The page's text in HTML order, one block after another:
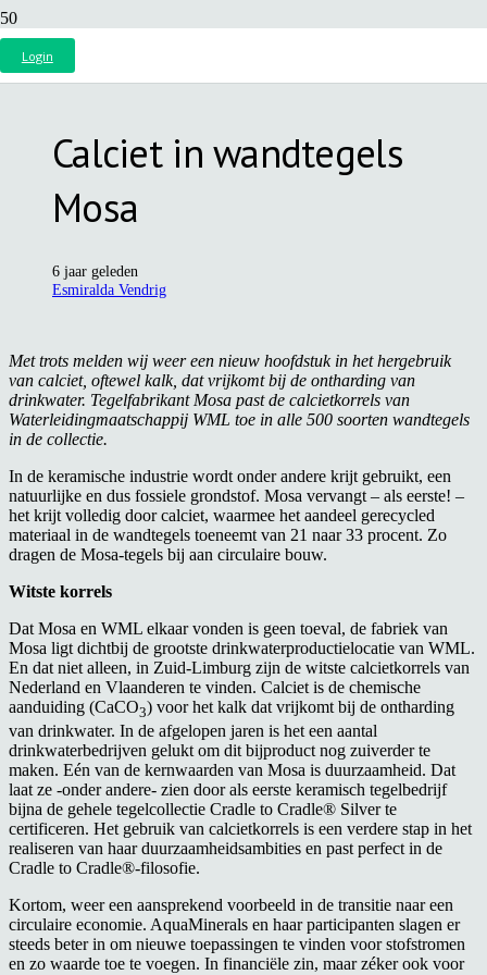
Login
Calciet in wandtegels
Mosa
6 jaar geleden
Esmiralda Vendrig
Met trots melden wij weer een nieuw hoofdstuk in het hergebruik
van calciet, oftewel kalk, dat vrijkomt bij de ontharding van
drinkwater. Tegelfabrikant Mosa past de calcietkorrels van
Waterleidingmaatschappij WML toe in alle 500 soorten wandtegels
in de collectie.
In de keramische industrie wordt onder andere krijt gebruikt, een
natuurlijke en dus fossiele grondstof. Mosa vervangt – als eerste! –
het krijt volledig door calciet, waarmee het aandeel gerecycled
materiaal in de wandtegels toeneemt van 21 naar 33 procent. Zo
dragen de Mosa-tegels bij aan circulaire bouw.
Witste korrels
Dat Mosa en WML elkaar vonden is geen toeval, de fabriek van
Mosa ligt dichtbij de grootste drinkwaterproductielocatie van WML.
En dat niet alleen, in Zuid-Limburg zijn de witste calcietkorrels van
Nederland en Vlaanderen te vinden. Calciet is de chemische
aanduiding (CaCO3) voor het kalk dat vrijkomt bij de ontharding
van drinkwater. In de afgelopen jaren is het een aantal
drinkwaterbedrijven gelukt om dit bijproduct nog zuiverder te
maken. Eén van de kernwaarden van Mosa is duurzaamheid. Dat
laat ze -onder andere- zien door als eerste keramisch tegelbedrijf
bijna de gehele tegelcollectie Cradle to Cradle® Silver te
certificeren. Het gebruik van calcietkorrels is een verdere stap in het
realiseren van haar duurzaamheidsambities en past perfect in de
Cradle to Cradle®-filosofie.
Kortom, weer een aansprekend voorbeeld in de transitie naar een
circulaire economie. AquaMinerals en haar participanten slagen er
steeds beter in om nieuwe toepassingen te vinden voor stofstromen
en zo waarde toe te voegen. In financiële zin, maar zéker ook voor